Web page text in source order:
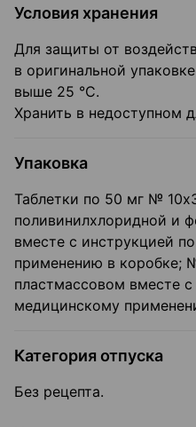
Условия хранения
Для защиты от
в оригинальной
выше 25 °C.
Хранить в недоступном
Упаковка
Таблетки по 50 мг №
поливинилхлоридной и
вместе с инструкцией
применению в коробке;
пластмассовом вместе
медицинскому
Категория отпуска
Без рецепта.